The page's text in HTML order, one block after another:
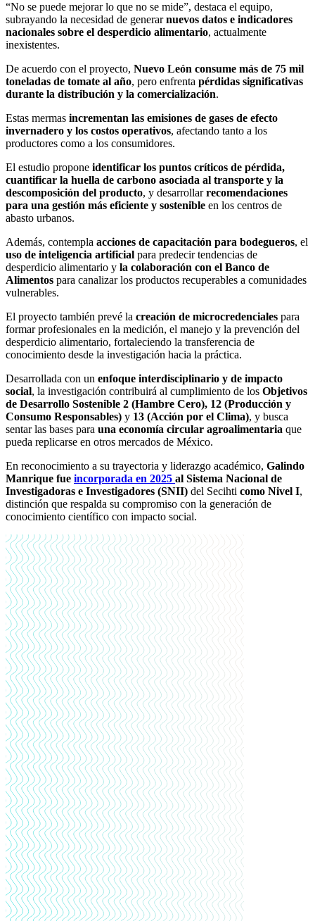
“No se puede mejorar lo que no se mide”, destaca el equipo,
subrayando la necesidad de generarnuevos datos e indicadores
nacionales sobre el desperdicio alimentario, actualmente
inexistentes.
De acuerdo con el proyecto, Nuevo León consume más de 75 mil
toneladas de tomate al año, pero enfrenta pérdidas significativas
durante la distribución y la comercialización.
Estas mermas incrementan las emisiones de gases de efecto
invernadero y los costos operativos, afectando tanto a los
productores como a los consumidores.
El estudio propone identificar los puntos críticos de pérdida,
cuantificar la huella de carbono asociada al transporte y la
descomposición del producto, y desarrollarrecomendaciones
para una gestión más eficiente y sostenible en los centros de
abasto urbanos.
Además, contempla acciones de capacitación para bodegueros, el
uso de inteligencia artificial para predecir tendencias de
desperdicio alimentario y la colaboración con el Banco de
Alimentos para canalizar los productos recuperables a comunidades
vulnerables.
El proyecto también prevé la creación de microcredenciales para
formar profesionales en la medición, el manejo y la prevención del
desperdicio alimentario, fortaleciendo la transferencia de
conocimiento desde la investigación hacia la práctica.
Desarrollada con un enfoque interdisciplinario y de impacto
social, la investigación contribuirá al cumplimiento de los Objetivos
de Desarrollo Sostenible 2 (Hambre Cero), 12 (Producción y
Consumo Responsables) y 13 (Acción por el Clima), y busca
sentar las bases para una economía circular agroalimentaria que
pueda replicarse en otros mercados de México.
En reconocimiento a su trayectoria y liderazgo académico, Galindo
Manrique fue incorporada en 2025 al Sistema Nacional de
Investigadoras e Investigadores (SNII) del Secihti como Nivel I,
distinción que respalda su compromiso con la generación de
conocimiento científico con impacto social.